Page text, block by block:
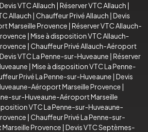
Devis VTC Allauch | Réserver VTC Allauch |
Allauch | Chauffeur Privé Allauch | Devis
Marseille Provence | Réserver VTC Allauch-
| Mise à disposition VTC Allauch-
| Chauffeur Privé Allauch-Aéroport
Devis VTC La Penne-sur-Huveaune | Réserver
| Mise à disposition VTC La Penne-
Privé La Penne-sur-Huveaune | Devis
Aéroport Marseille Provence |
sur-Huveaune-Aéroport Marseille
VTC La Penne-sur-Huveaune-
| Chauffeur Privé La Penne-sur-
Provence | Devis VTC Septèmes-